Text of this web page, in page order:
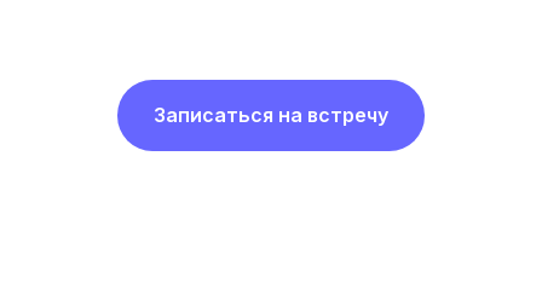
Записаться на встречу